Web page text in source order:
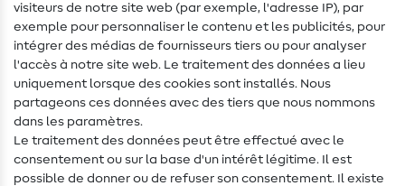
Tutos de couture
Aide & contact
Contact
Changement de propriétaire
FAQ
visiteurs de notre site web (par exemple, l'adresse IP), par
exemple pour personnaliser le contenu et les publicités, pour
intégrer des médias de fournisseurs tiers ou pour analyser
l'accès à notre site web. Le traitement des données a lieu
uniquement lorsque des cookies sont installés. Nous
partageons ces données avec des tiers que nous nommons
dans les paramètres.
Le traitement des données peut être effectué avec le
consentement ou sur la base d'un intérêt légitime. Il est
possible de donner ou de refuser son consentement. Il existe